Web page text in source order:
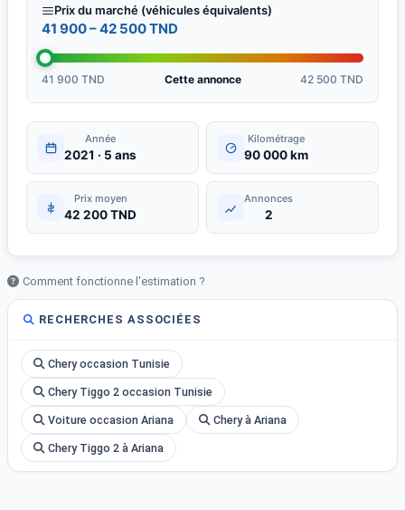
Prix du marché (véhicules équivalents)
41 900 – 42 500 TND
41 900 TND Cette annonce 42 500 TND
Année
2021 · 5 ans
Kilométrage
90 000 km
Prix moyen
42 200 TND
Annonces
2
Comment fonctionne l'estimation ?
RECHERCHES ASSOCIÉES
Chery occasion Tunisie
Chery Tiggo 2 occasion Tunisie
Voiture occasion Ariana Chery à Ariana
Chery Tiggo 2 à Ariana